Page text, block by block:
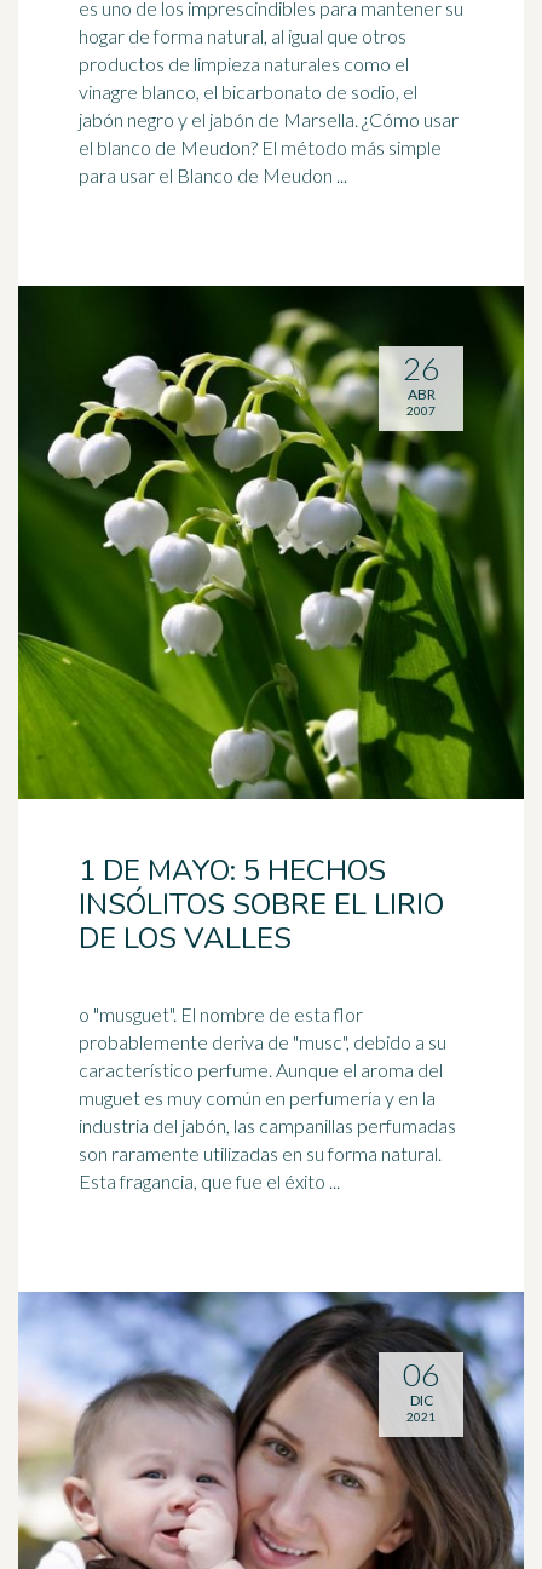
es uno de los imprescindibles para mantener su
hogar de forma natural, al igual que otros
productos de limpieza naturales como el
vinagre blanco, el bicarbonato de sodio, el
jabón negro y el jabón de Marsella. ¿Cómo usar
el blanco de Meudon? El método más simple
para usar el Blanco de Meudon ...
1 DE MAYO: 5 HECHOS
INSÓLITOS SOBRE EL LIRIO
DE LOS VALLES
o "musguet". El nombre de esta flor
probablemente deriva de "musc", debido a su
característico perfume. Aunque el aroma del
muguet es muy común en perfumería y en la
industria del jabón, las campanillas perfumadas
son raramente utilizadas en su forma natural.
Esta fragancia, que fue el éxito ...
26
ABR
2007
06
DIC
2021